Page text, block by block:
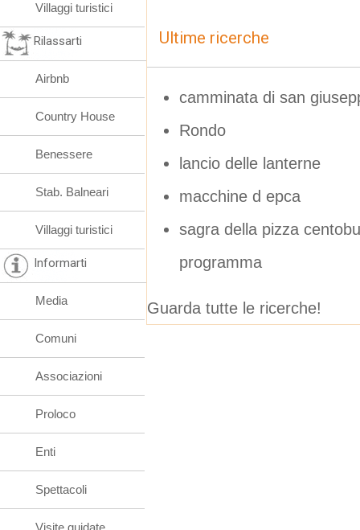
Ultime ricerche
camminata di san
Rondo
lancio delle lanterne
macchine d epca
sagra della pizza
programma
Guarda tutte le ricerche!
Villaggi turistici
Rilassarti
Airbnb
Country House
Benessere
Stab. Balneari
Villaggi turistici
Informarti
Media
Comuni
Associazioni
Proloco
Enti
Spettacoli
Visite guidate